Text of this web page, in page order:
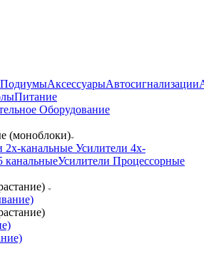
ПодиумыАксессуарыАвтосигнализации
Питание
Оборудование
(моноблоки)
2х-канальные Усилители 4х-
канальныеУсилители Процессорные